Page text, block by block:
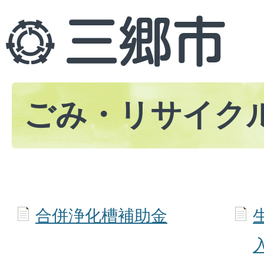
ごみ・リサイク
合併浄化槽補助金